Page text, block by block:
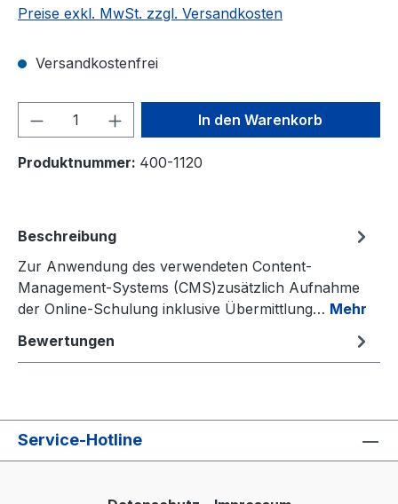
Preise exkl. MwSt. zzgl. Versandkosten
Versandkostenfrei
Produkt Anzahl: Gib denIn den Warenkorb
Produktnummer: 400-1120
Beschreibung
Zur Anwendung des verwendeten Content-
Management-Systems (CMS)zusätzlich Aufnahme
der Online-Schulung inklusive Übermittlung… Mehr
Bewertungen
Service-Hotline